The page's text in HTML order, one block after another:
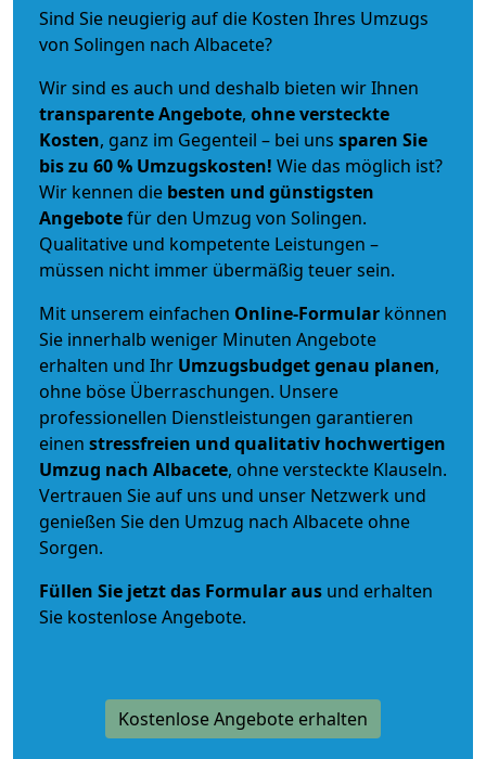
Sind Sie neugierig auf die Kosten Ihres Umzugs
von Solingen nach Albacete?
Wir sind es auch und deshalb bieten wir Ihnen
transparente Angebote, ohne versteckte
Kosten, ganz im Gegenteil – bei uns sparen Sie
bis zu 60 % Umzugskosten! Wie das möglich ist?
Wir kennen die besten und günstigsten
Angebotefür den Umzug von Solingen.
Qualitative und kompetente Leistungen –
müssen nicht immer übermäßig teuer sein.
Mit unserem einfachen Online-Formular können
Sie innerhalb weniger Minuten Angebote
erhalten und Ihr Umzugsbudgetgenau planen,
ohne böse Überraschungen. Unsere
professionellen Dienstleistungen garantieren
einen stressfreien und qualitativ hochwertigen
Umzug nach Albacete, ohne versteckte Klauseln.
Vertrauen Sie auf uns und unser Netzwerk und
genießen Sie den Umzug nach Albacete ohne
Sorgen.
Füllen Sie jetzt das Formular aus und erhalten
Sie kostenlose Angebote.
Kostenlose Angebote erhalten